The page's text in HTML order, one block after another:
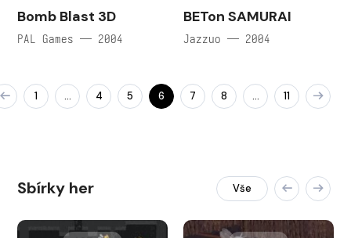
Bomb Blast 3D
PAL Games — 2004
BETon SAMURAI
Jazzuo — 2004
1 … 4 5 6 7 8 … 11
Sbírky her Vše